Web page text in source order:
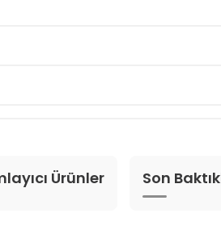
Ürünler Son